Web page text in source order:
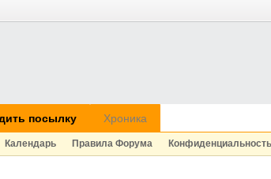
посылку Хроника
Календарь Правила Форума Конфиденциальность